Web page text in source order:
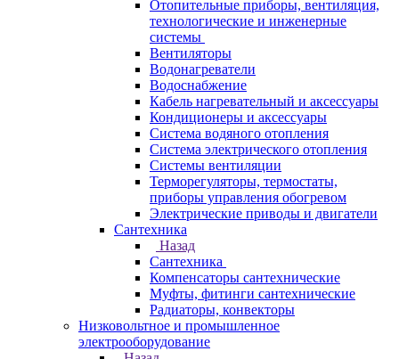
Отопительные приборы, вентиляция,
технологические и инженерные
системы
Вентиляторы
Водонагреватели
Водоснабжение
Кабель нагревательный и аксессуары
Кондиционеры и аксессуары
Система водяного отопления
Система электрического отопления
Системы вентиляции
Терморегуляторы, термостаты,
приборы управления обогревом
Электрические приводы и двигатели
Сантехника
Назад
Сантехника
Компенсаторы сантехнические
Муфты, фитинги сантехнические
Радиаторы, конвекторы
Низковольтное и промышленное
электрооборудование